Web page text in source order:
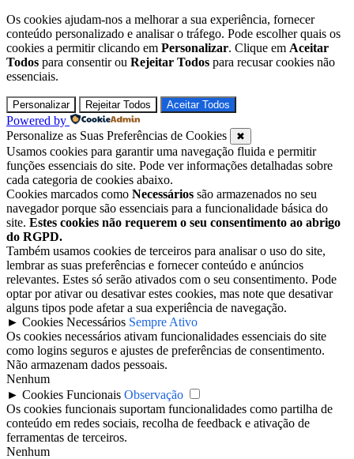
Os cookies ajudam-nos a melhorar a sua experiência, fornecer
conteúdo personalizado e analisar o tráfego. Pode escolher quais os
cookies a permitir clicando em Personalizar. Clique em Aceitar
Todos para consentir ou Rejeitar Todos para recusar cookies não
essenciais.
Personalizar Rejeitar Todos Aceitar Todos
Powered by
Personalize as Suas Preferências de Cookies
✖
Usamos cookies para garantir uma navegação fluida e permitir
funções essenciais do site. Pode ver informações detalhadas sobre
cada categoria de cookies abaixo.
Cookies marcados como Necessários são armazenados no seu
navegador porque são essenciais para a funcionalidade básica do
site. Estes cookies não requerem o seu consentimento ao abrigo
do RGPD.
Também usamos cookies de terceiros para analisar o uso do site,
lembrar as suas preferências e fornecer conteúdo e anúncios
relevantes. Estes só serão ativados com o seu consentimento. Pode
optar por ativar ou desativar estes cookies, mas note que desativar
alguns tipos pode afetar a sua experiência de navegação.
► Cookies Necessários Sempre Ativo
Os cookies necessários ativam funcionalidades essenciais do site
como logins seguros e ajustes de preferências de consentimento.
Não armazenam dados pessoais.
Nenhum
► Cookies Funcionais Observação
Os cookies funcionais suportam funcionalidades como partilha de
conteúdo em redes sociais, recolha de feedback e ativação de
ferramentas de terceiros.
Nenhum